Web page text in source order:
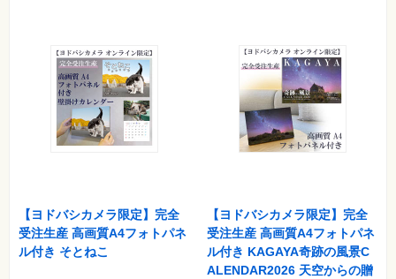
【ヨドバシカメラ限定】完全
受注生産 高画質A4フォトパネ
ル付き そとねこ
【ヨドバシカメラ限定】完全
受注生産 高画質A4フォトパネ
ル付き KAGAYA奇跡の風景C
ALENDAR2026 天空からの贈